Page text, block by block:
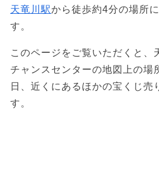
天竜川駅から徒歩約4分の場所
す。
このページをご覧いただくと、
チャンスセンターの地図上の場
日、近くにあるほかの宝くじ売
す。